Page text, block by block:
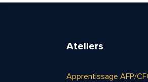
Ateliers
Apprentissage AFP/